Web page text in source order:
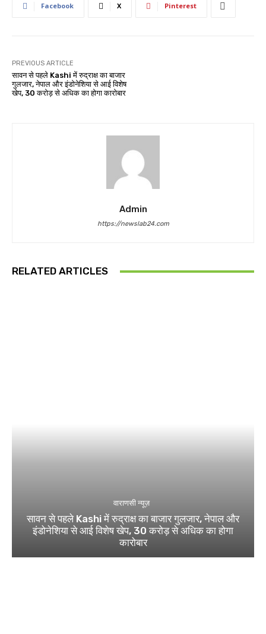
Facebook X Pinterest
PREVIOUS ARTICLE
सावन से पहले Kashi में रुद्राक्ष का बाजार
गुलजार, नेपाल और इंडोनेशिया से आई विशेष
खेप, 30 करोड़ से अधिक का होगा कारोबार
Admin
https://newslab24.com
RELATED ARTICLES
वाराणसी न्यूज़
सावन से पहले Kashi में रुद्राक्ष का बाजार गुलजार, नेपाल और
इंडोनेशिया से आई विशेष खेप, 30 करोड़ से अधिक का होगा
कारोबार